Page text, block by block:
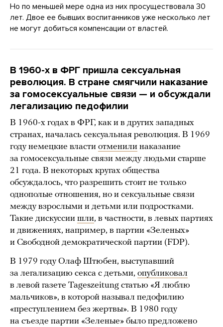
Но по меньшей мере одна из них просуществовала 30
лет. Двое ее бывших воспитанников уже несколько лет
не могут добиться компенсации от властей.
В 1960-х в ФРГ пришла сексуальная
революция. В стране смягчили наказание
за гомосексуальные связи — и обсуждали
легализацию педофилии
В 1960-х годах в ФРГ, как и в других западных
странах, началась сексуальная революция. В 1969
году немецкие власти отменили наказание
за гомосексуальные связи между людьми старше
21 года. В некоторых кругах общества
обсуждалось, что разрешить стоит не только
однополые отношения, но и сексуальные связи
между взрослыми и детьми или подростками.
Такие дискуссии шли, в частности, в левых партиях
и движениях, например, в партии «Зеленых»
и Свободной демократической партии (FDP).
В 1979 году Олаф Штюбен, выступавший
за легализацию секса с детьми, опубликовал
в левой газете Tageszeitung статью «Я люблю
мальчиков», в которой называл педофилию
«преступлением без жертвы». В 1980 году
на съезде партии «Зеленые» было предложено